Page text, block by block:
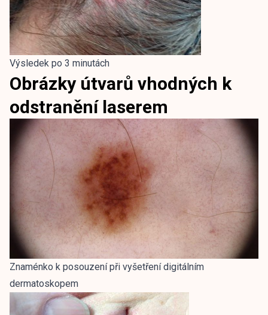
Výsledek po 3 minutách
Obrázky útvarů vhodných k
odstranění laserem
Znaménko k posouzení při vyšetření digitálním
dermatoskopem